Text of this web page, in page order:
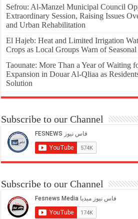
Sefrou: Al-Manzel Municipal Council
Extraordinary Session, Raising Issues
and Urban Rehabilitation
El Hajeb: Heat and Limited Irrigation
Crops as Local Groups Warn of
Taounate: More Than a Year of Waiting
Expansion in Douar Al-Qliaa as
Solution
Subscribe to our Channel
Subscribe to our Channel